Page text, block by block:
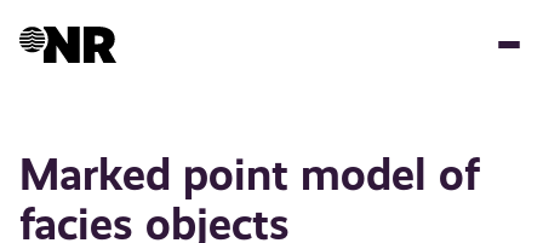
Marked point model of
facies objects